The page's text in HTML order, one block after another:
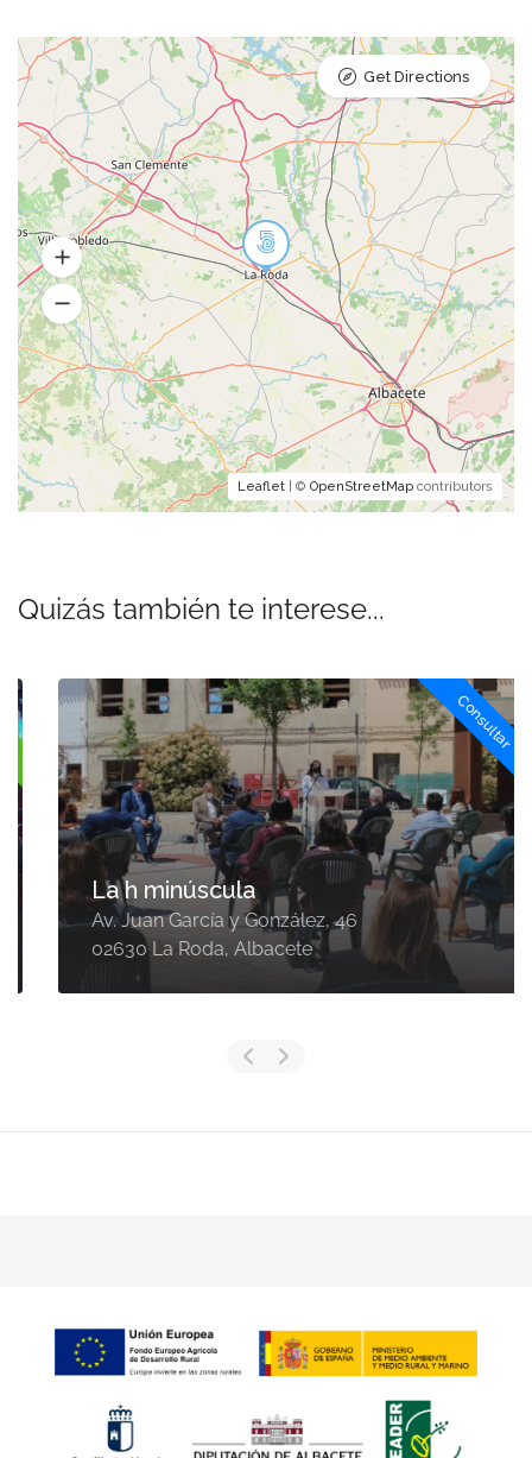
Leaflet | © OpenStreetMap contributors
Get Directions
Quizás también te interese...
Consultar
La h minúscula
Av. Juan García y González, 46
02630 La Roda, Albacete